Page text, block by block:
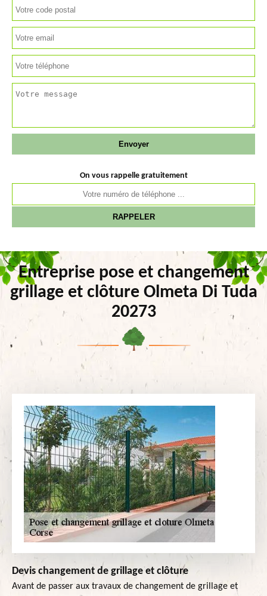
On vous rappelle gratuitement
Entreprise pose et changement
grillage et clôture Olmeta Di Tuda
20273
Devis changement de grillage et clôture
Avant de passer aux travaux de changement de grillage et